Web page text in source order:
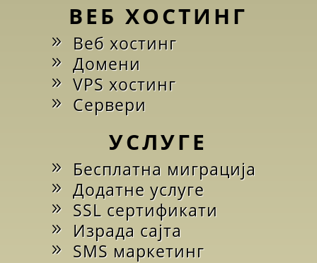
ВЕБ ХОСТИНГ
Веб хостинг
Домени
VPS хостинг
Сервери
УСЛУГЕ
Бесплатна миграција
Додатне услуге
SSL сертификати
Израда сајта
SMS маркетинг